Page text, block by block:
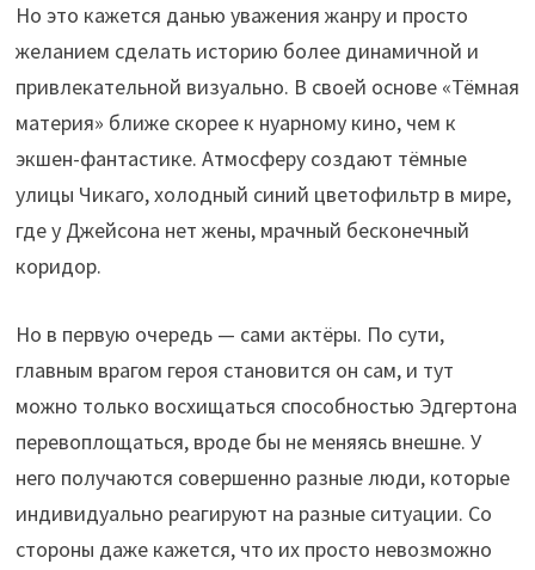
Но это кажется данью уважения жанру и просто
желанием сделать историю более динамичной и
привлекательной визуально. В своей основе «Тёмная
материя» ближе скорее к нуарному кино, чем к
экшен-фантастике. Атмосферу создают тёмные
улицы Чикаго, холодный синий цветофильтр в мире,
где у Джейсона нет жены, мрачный бесконечный
коридор.
Но в первую очередь — сами актёры. По сути,
главным врагом героя становится он сам, и тут
можно только восхищаться способностью Эдгертона
перевоплощаться, вроде бы не меняясь внешне. У
него получаются совершенно разные люди, которые
индивидуально реагируют на разные ситуации. Со
стороны даже кажется, что их просто невозможно